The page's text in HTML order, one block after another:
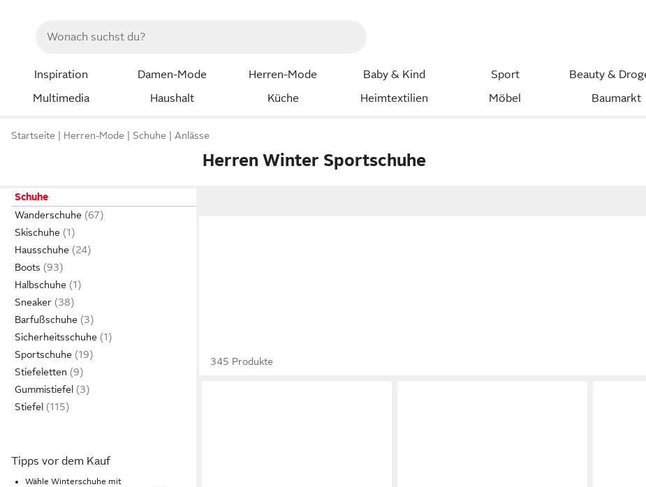
Inspiration Damen-Mode Herren-Mode Baby & Kind Sport Beauty &
Multimedia
Haushalt Küche Heimtextilien Möbel Baumarkt
Startseite Herren-Mode Schuhe Anlässe
Herren Winter Sportschuhe
Schuhe
Wanderschuhe
Skischuhe
Hausschuhe
Boots
Halbschuhe
Sneaker
Barfußschuhe
Sicherheitsschuhe
Sportschuhe
Stiefeletten
Gummistiefel
Stiefel
Tipps vor dem Kauf
Wähle Winterschuhe mit
345 Produkte